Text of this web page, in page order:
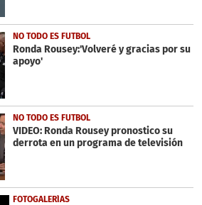
NO TODO ES FUTBOL
Ronda Rousey:'Volveré y gracias por su
apoyo'
NO TODO ES FUTBOL
VIDEO: Ronda Rousey pronostico su
derrota en un programa de televisión
FOTOGALERÍAS